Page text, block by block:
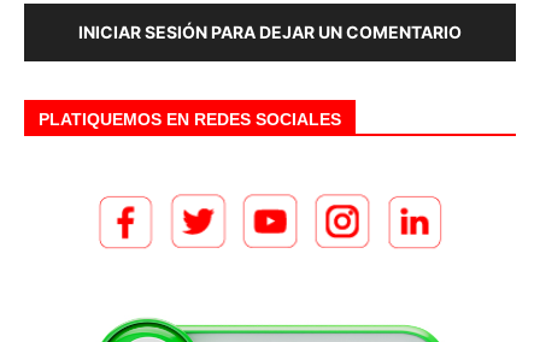
INICIAR SESIÓN PARA DEJAR UN COMENTARIO
PLATIQUEMOS EN REDES SOCIALES